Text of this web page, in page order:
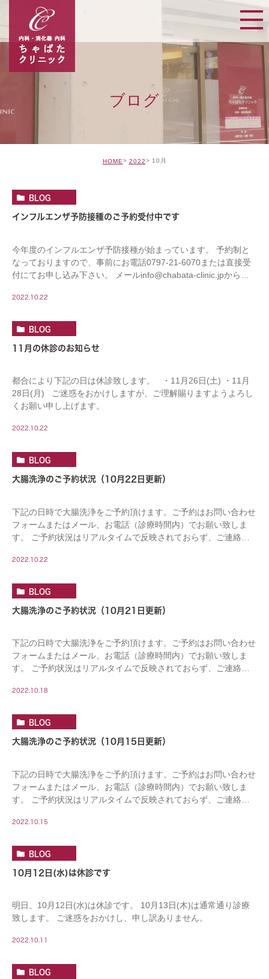
ブログ
HOME 2022 10月
BLOG
インフルエンザ予防接種のご予約受付中です
今年度のインフルエンザ予防接種が始まっています。 予約制と
なっておりますので、事前にお電話0797-21-6070または直接受
付にてお申し込み下さい。 メールinfo@chabata-clinic.jpからも
2022.10.22
BLOG
11月の休診のお知らせ
都合により下記の日は休診致します。 ・11月26日(土) ・11月
28日(月) ご迷惑をおかけしますが、ご理解賜りますようよろし
くお願い申し上げます。
2022.10.22
BLOG
大腸洗浄のご予約状況（10月22日更新）
下記の日時で大腸洗浄をご予約頂けます。ご予約はお問い合わせ
フォームまたはメール、お電話（診療時間内）でお願い致しま
す。 ご予約状況はリアルタイムで反映されておらず、ご連絡頂
2022.10.22
BLOG
大腸洗浄のご予約状況（10月21日更新）
下記の日時で大腸洗浄をご予約頂けます。ご予約はお問い合わせ
フォームまたはメール、お電話（診療時間内）でお願い致しま
す。 ご予約状況はリアルタイムで反映されておらず、ご連絡頂
2022.10.18
BLOG
大腸洗浄のご予約状況（10月15日更新）
下記の日時で大腸洗浄をご予約頂けます。ご予約はお問い合わせ
フォームまたはメール、お電話（診療時間内）でお願い致しま
す。 ご予約状況はリアルタイムで反映されておらず、ご連絡頂
2022.10.15
BLOG
10月12日(水)は休診です
明日、10月12日(水)は休診です。 10月13日(木)は通常通り診療
致します。 ご迷惑をおかけし、申し訳ありません。
2022.10.11
BLOG